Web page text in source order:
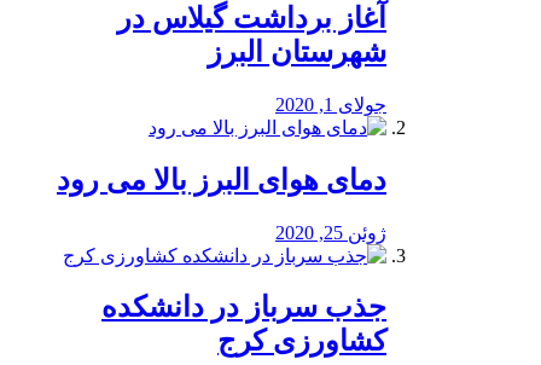
آغاز برداشت گیلاس در
شهرستان البرز
جولای 1, 2020
دمای هوای البرز بالا می رود
ژوئن 25, 2020
جذب سرباز در دانشکده
کشاورزی کرج